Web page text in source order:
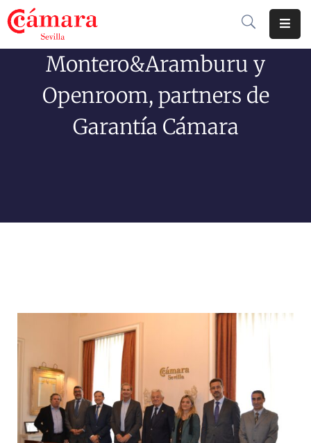
Cámara
Comercio
Montero&Aramburu y
Openroom, partners de
Garantía Cámara